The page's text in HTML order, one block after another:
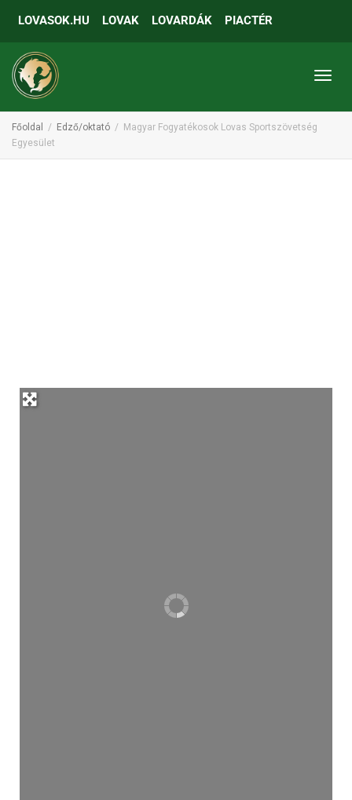
LOVASOK.HU LOVAK LOVARDÁK PIACTÉR
Főoldal Edző/oktató
Magyar Fogyatékosok Lovas Sportszövetség
Egyesület